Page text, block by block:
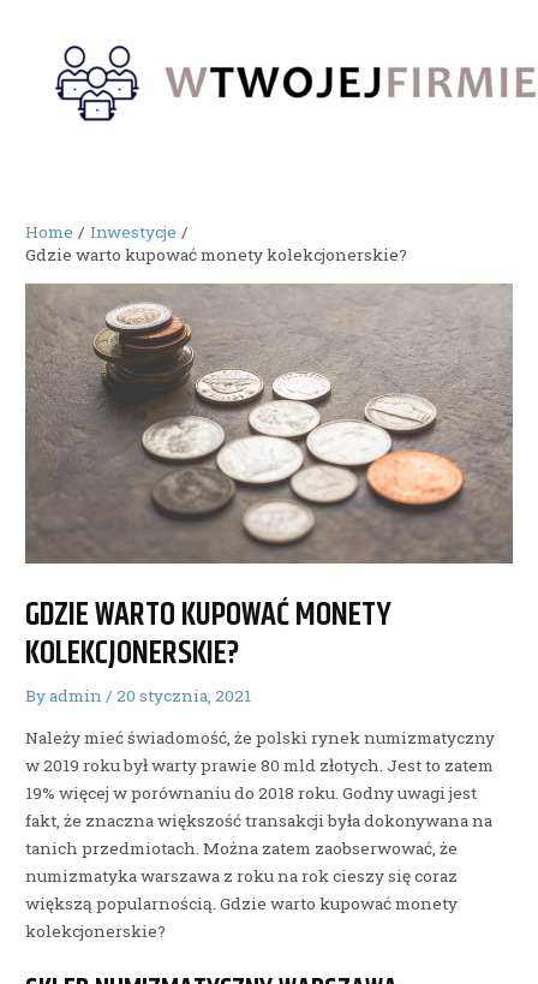
content
Home
Inwestycje
Gdzie warto kupować monety kolekcjonerskie?
GDZIE WARTO KUPOWAĆ MONETY
KOLEKCJONERSKIE?
Byadmin/20 stycznia, 2021
Należy mieć świadomość, że polski rynek numizmatyczny
w 2019 roku był warty prawie 80 mld złotych. Jest to zatem
19% więcej w porównaniu do 2018 roku. Godny uwagi jest
fakt, że znaczna większość transakcji była dokonywana na
tanich przedmiotach. Można zatem zaobserwować, że
numizmatyka warszawa z roku na rok cieszy się coraz
większą popularnością. Gdzie warto kupować monety
kolekcjonerskie?